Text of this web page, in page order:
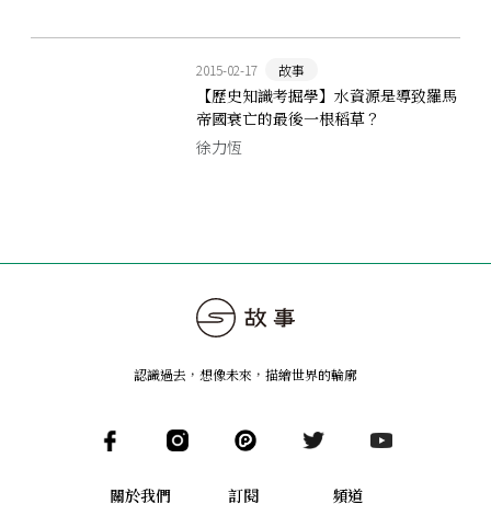
2015-02-17 故事
【歷史知識考掘學】水資源是導致羅馬
帝國衰亡的最後一根稻草？
徐力恆
認識過去，想像未來 ， 描繪世界的輪廓
關於我們 訂閱 頻道